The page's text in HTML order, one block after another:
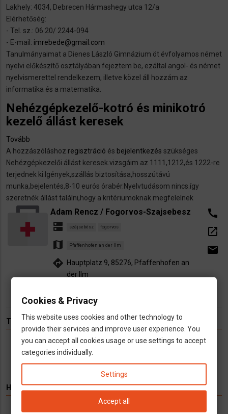
oder
Staplerfahrer.)
Lakhely: 4034, Debrecen Hármashegy utca 12/a
Elérhetőség:
- Tel. sz.: 06 20/ 2244-094
- E-mail: imrebede@gmail.com
Tanulmányaimat a Dienes László Gimnázium öt évfolyamos német
nyelvi előkészítő osztályában fejeztem be, ezáltal angol- és német
nyelvismerettel rendelkezem, illetve közel áll hozzám az
informatika és a matematika.
Nehézgépkezelő-kotró és minikotró
kezelő állást keresek
Tovább
kotró
és
minikotró
kezelő
állást
keresek)
A hozzászóláshoz regisztráció és bejelentkezés szükséges
Nehézgépkezelői állást keresek.vizsgáim az 1111,1212,és 1222-re
terjednek ki.Igények,szállás biztosítása,hosszútávú
munka,bejelentés,8-10 eurós órabér.Nyelvtudásom nincs.így
szeretnék állást találni,hogy a kritériumoknak megfelelnek
Adam Rencz / Fogorvos-Szajsebesz
dns szájsebész fogorvos
map Pfaffenhofen an der Ilm
directions Hauptplatz 9, 85276, Pfaffenhofen an
der Ilm
call
open_in_new
email
TÉMÁK
Hírek Infók Videó
HIRDETÉS
Cookies & Privacy
This website uses cookies and other technology to
provide their services and improve user experience. You
you can accept all cookies usage or use settings to accept
categories individually.
Settings
Accept all